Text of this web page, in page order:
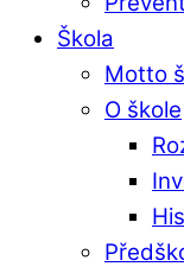
Škola
Motto
O škole